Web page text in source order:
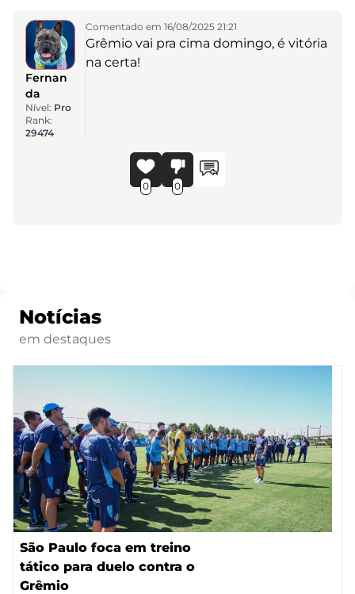
Fernan
da
Nível: Pro
Rank:
29474
Comentado em 16/08/2025 21:21
Grêmio vai pra cima domingo, é vitória
na certa!
0 0
Notícias
em destaques
São Paulo foca em treino
tático para duelo contra o
Grêmio